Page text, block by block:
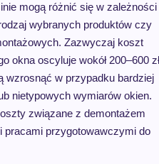
mogą różnić się w zależności
wybranych produktów czy
Zazwyczaj koszt
okna oscyluje wokół 200–600 zł
wzrosnąć w przypadku bardziej
nietypowych wymiarów okien.
związane z demontażem
pracami przygotowawczymi do